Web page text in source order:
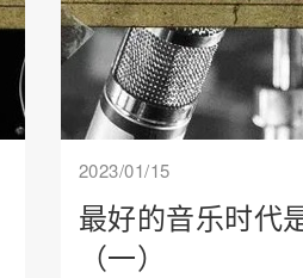
2023/01/15
最好的音乐时代
（一）